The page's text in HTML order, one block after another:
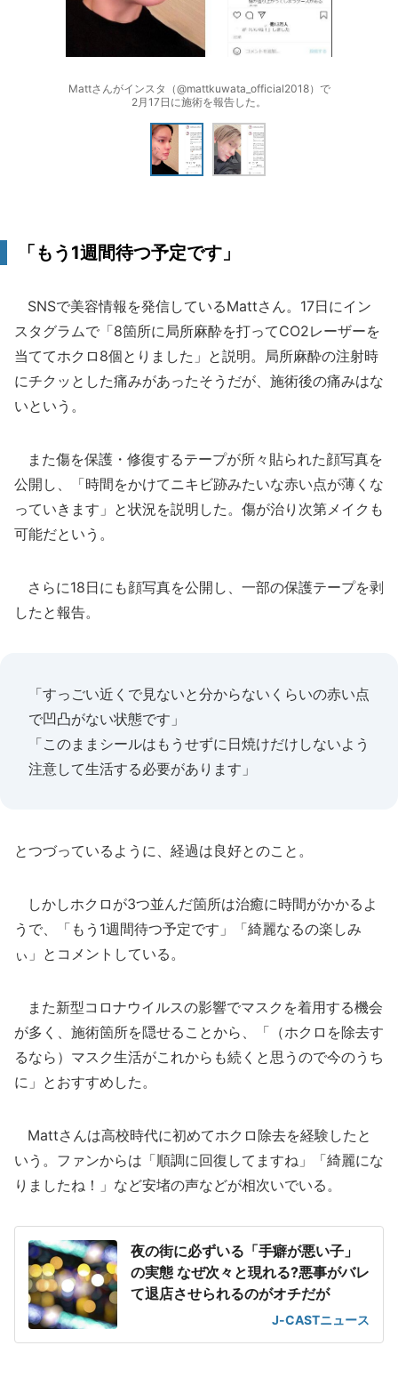
Mattさんがインスタ（@mattkuwata_official2018）で
2月17日に施術を報告した。
「もう1週間待つ予定です」
SNSで美容情報を発信しているMattさん。17日にイン
スタグラムで「8箇所に局所麻酔を打ってCO2レーザーを
当ててホクロ8個とりました」と説明。局所麻酔の注射時
にチクッとした痛みがあったそうだが、施術後の痛みはな
いという。
また傷を保護・修復するテープが所々貼られた顔写真を
公開し、「時間をかけてニキビ跡みたいな赤い点が薄くな
っていきます」と状況を説明した。傷が治り次第メイクも
可能だという。
さらに18日にも顔写真を公開し、一部の保護テープを剥
したと報告。
「すっごい近くで見ないと分からないくらいの赤い点
で凹凸がない状態です」
「このままシールはもうせずに日焼けだけしないよう
注意して生活する必要があります」
とつづっているように、経過は良好とのこと。
しかしホクロが3つ並んだ箇所は治癒に時間がかかるよ
うで、「もう1週間待つ予定です」「綺麗なるの楽しみ
ぃ」とコメントしている。
また新型コロナウイルスの影響でマスクを着用する機会
が多く、施術箇所を隠せることから、「（ホクロを除去す
るなら）マスク生活がこれからも続くと思うので今のうち
に」とおすすめした。
Mattさんは高校時代に初めてホクロ除去を経験したと
いう。ファンからは「順調に回復してますね」「綺麗にな
りましたね！」など安堵の声などが相次いでいる。
夜の街に必ずいる「手癖が悪い子」
の実態 なぜ次々と現れる?悪事がバレ
て退店させられるのがオチだが
J-CASTニュース